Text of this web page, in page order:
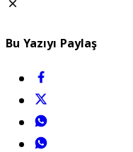
Bu Yazıyı Paylaş